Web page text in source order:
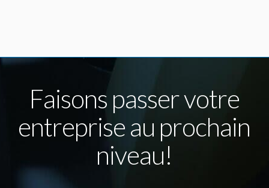
Faisons passer votre
entreprise au prochain
niveau!